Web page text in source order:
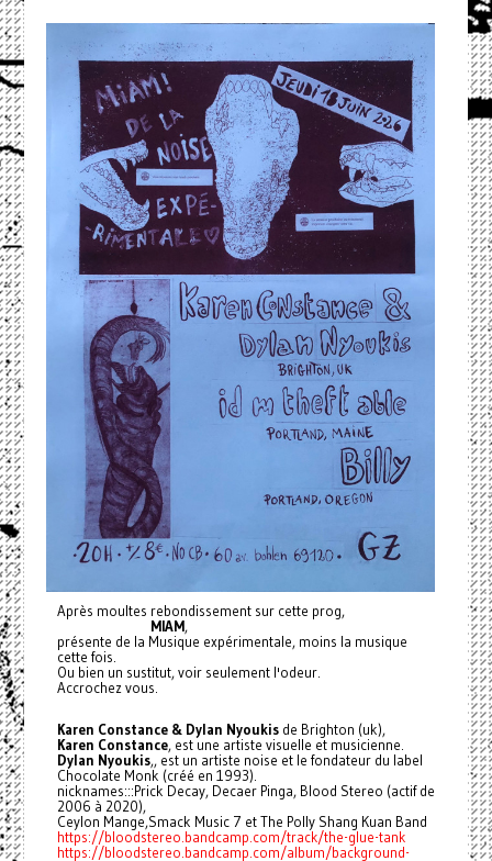
Après moultes rebondissement sur cette prog,
MIAM,
présente de la Musique expérimentale, moins la musique
cette fois.
Ou bien un sustitut, voir seulement l'odeur.
Accrochez vous.
Karen Constance & Dylan Nyoukisde Brighton (uk),
Karen Constance, est une artiste visuelle et musicienne.
Dylan Nyoukis,, est un artiste noise et le fondateur du label
Chocolate Monk (créé en 1993).
nicknames:::Prick Decay, Decaer Pinga, Blood Stereo (actif de
2006 à 2020),
Ceylon Mange,Smack Music 7 et The Polly Shang Kuan Band
https://bloodstereo.bandcamp.com/track/the-glue-tank
https://bloodstereo.bandcamp.com/album/background-